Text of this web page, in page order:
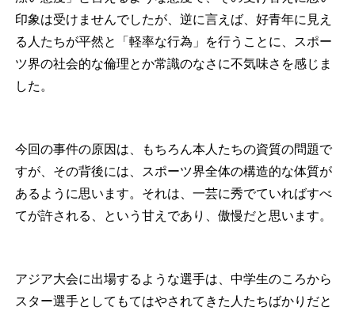
印象は受けませんでしたが、逆に言えば、好青年に見え
る人たちが平然と「軽率な行為」を行うことに、スポー
ツ界の社会的な倫理とか常識のなさに不気味さを感じま
した。
今回の事件の原因は、もちろん本人たちの資質の問題で
すが、その背後には、スポーツ界全体の構造的な体質が
あるように思います。それは、一芸に秀でていればすべ
てが許される、という甘えであり、傲慢だと思います。
アジア大会に出場するような選手は、中学生のころから
スター選手としてもてはやされてきた人たちばかりだと